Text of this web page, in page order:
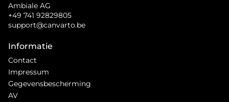
Ambiale AG
+49 741 92829805
support@canvarto.be
Informatie
Contact
Impressum
Gegevensbescherming
AV